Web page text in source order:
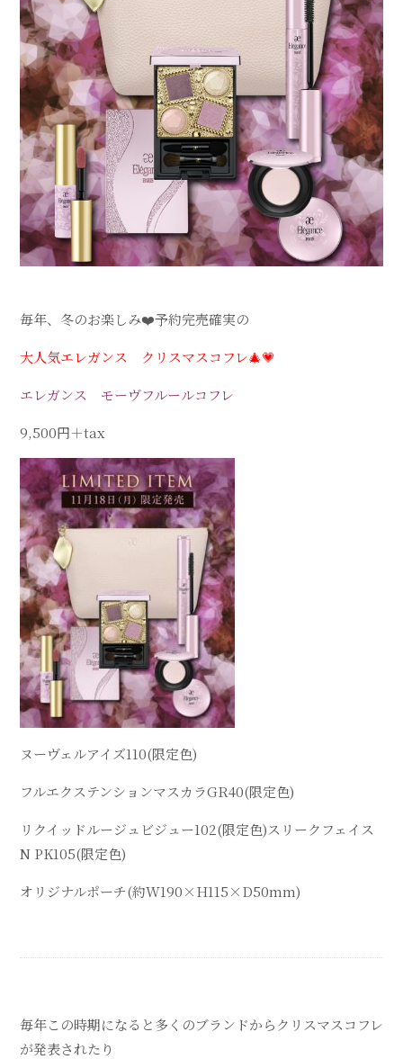
毎年、冬のお楽しみ❤️予約完売確実の
大人気エレガンス クリスマスコフレ🎄💗
エレガンス モーヴフルールコフレ
9,500円＋tax
ヌーヴェルアイズ110(限定色)
フルエクステンションマスカラGR40(限定色)
リクイッドルージュ ビジュー102(限定色)スリークフェイス
N PK105(限定色)
オリジナルポーチ(約W190×H115×D50mm)
毎年この時期になると多くのブランドからクリスマスコフレ
が発表されたり